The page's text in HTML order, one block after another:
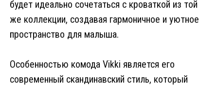
будет идеально сочетаться с кроваткой из той
же коллекции, создавая гармоничное и уютное
пространство для малыша.
Особенностью комода Vikki является его
современный скандинавский стиль, который